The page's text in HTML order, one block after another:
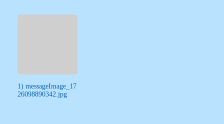
1) messageImage_17
26098890342.jpg